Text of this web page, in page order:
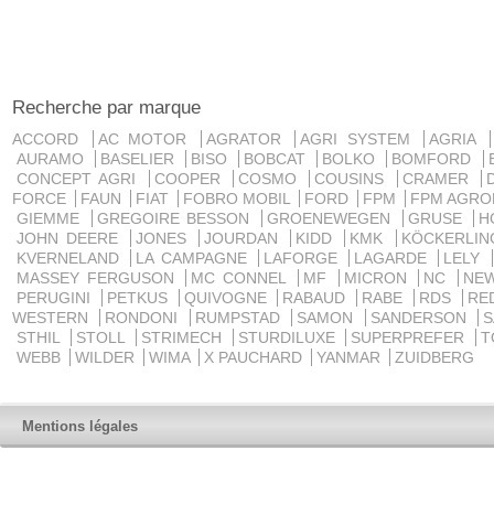
Recherche par marque
ACCORD AC MOTOR AGRATOR AGRI SYSTEM
AGRIA
AURAMO
BASELIER BISO BOBCAT BOLKO BOMFORD
CONCEPT AGRI
COOPER COSMO COUSINS CRAMER
FORCE
FAUN FIAT FOBRO MOBIL FORD FPM
FPM
GIEMME
GREGOIRE BESSON GROENEWEGEN GRUSE
JOHN DEERE
JONES JOURDAN KIDD KMK
KVERNELAND
LA CAMPAGNE LAFORGE LAGARDE
LELY
MASSEY FERGUSON
MC CONNEL MF MICRON NC
PERUGINI
PETKUS QUIVOGNE RABAUD RABE RDS
WESTERN
RONDONI RUMPSTAD SAMON SANDERSON
STHIL
STOLL STRIMECH STURDILUXE SUPERPREFER
WEBB
WILDER WIMA X PAUCHARD YANMAR ZUIDBERG
Mentions légales